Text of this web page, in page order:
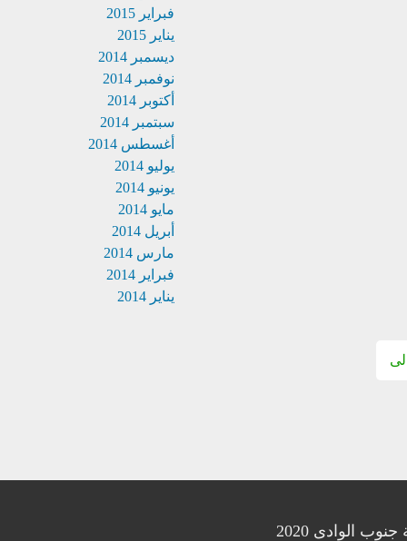
فبراير 2015
يناير 2015
ديسمبر 2014
نوفمبر 2014
أكتوبر 2014
سبتمبر 2014
أغسطس 2014
يوليو 2014
يونيو 2014
مايو 2014
أبريل 2014
مارس 2014
فبراير 2014
يناير 2014
2020